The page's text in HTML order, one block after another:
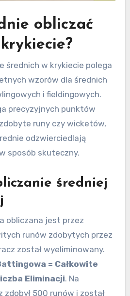
obliczać
średnich w krykiecie polega
wzorów dla średnich
i fieldingowych.
precyzyjnych punktów
runy czy wicketów,
odzwierciedlają
sposób skuteczny.
średniej
obliczana jest przez
runów zdobytych przez
został wyeliminowany.
= Całkowite
Eliminacji. Na
zdobył 500 runów i został